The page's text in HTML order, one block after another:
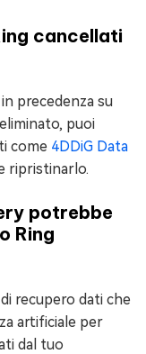
cancellati
precedenza su
puoi
come 4DDiG Data
ripristinarlo.
potrebbe
Ring
recupero dati che
artificiale per
dal tuo